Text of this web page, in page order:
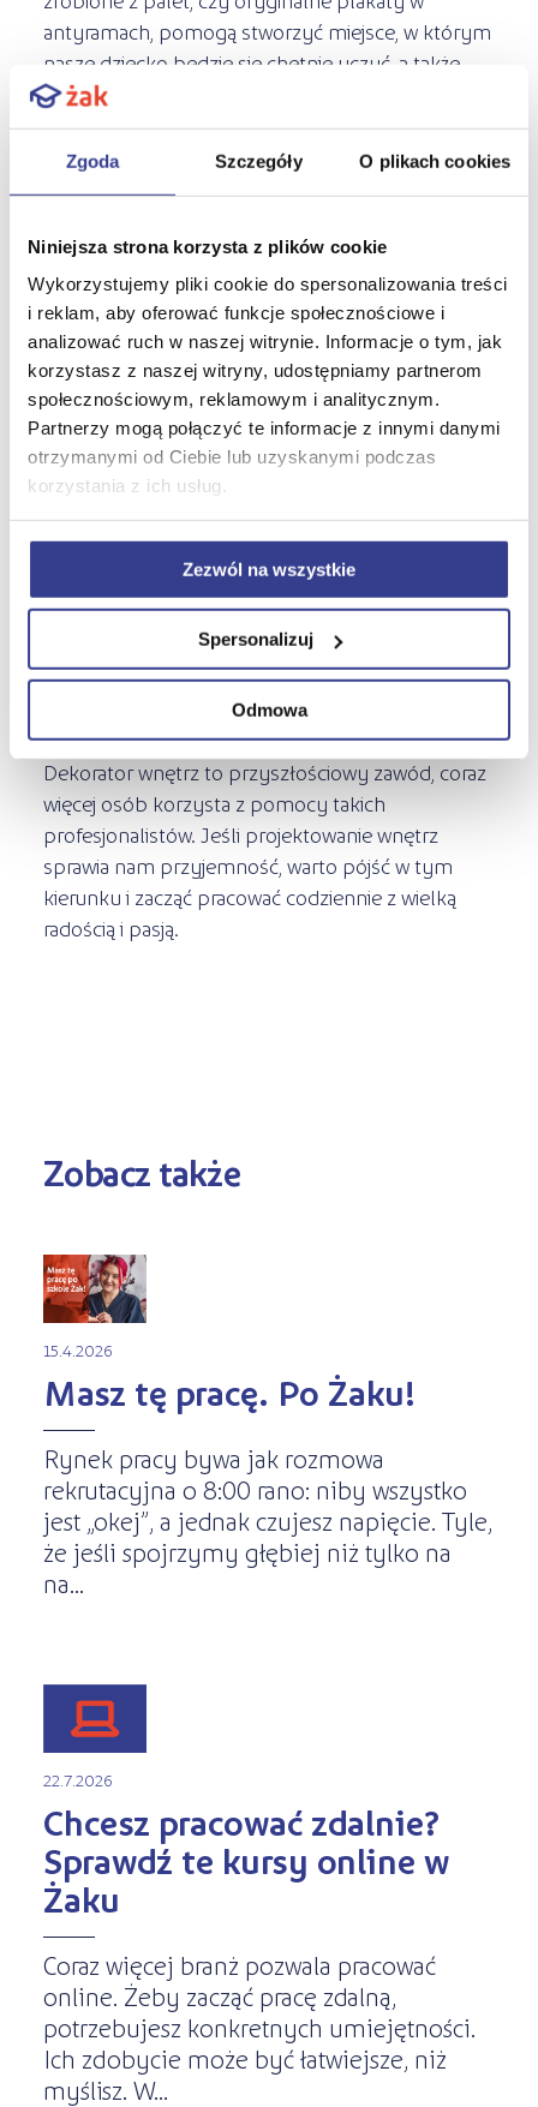
Zgoda Szczegóły O plikach cookies
Niniejsza strona korzysta z plików cookie
Wykorzystujemy pliki cookie do spersonalizowania treści
i reklam, aby oferować funkcje społecznościowe i
analizować ruch w naszej witrynie. Informacje o tym, jak
korzystasz z naszej witryny, udostępniamy partnerom
społecznościowym, reklamowym i analitycznym.
Partnerzy mogą połączyć te informacje z innymi danymi
otrzymanymi od Ciebie lub uzyskanymi podczas
korzystania z ich usług.
Zezwól na wszystkie
Spersonalizuj
Odmowa
antyramach, pomogą stworzyć miejsce, w którym
nasze dziecko będzie się chętnie uczyć, a także
przyjmować gości.
Aby odmienić naszą przestrzeń, nie trzeba robić
wyobraźnia. A może po przemianie własnego
mieszkania dojdziemy do wniosku, że chcemy się
dalej rozwijać się w tym kierunku i zacząć na tym
zarabiać?
Warto zainteresować się rocznym kierunkiem,
jakim jest dekorator wnętrz
https://zak.edu.pl/oferta-
edukacyjna/ksztalcenie-
jednoroczne/dekorator-wnetrz.
Nauczymy się wiele na temat projektowania.
Poznamy zasady dotyczące tworzenia projektu
mieszkania, dowiemy się więcej na temat
ergonomii, rodzajów tkanin czy psychologii
Dekorator wnętrz to przyszłościowy zawód, coraz
więcej osób korzysta z pomocy takich
profesjonalistów. Jeśli projektowanie wnętrz
sprawia nam przyjemność, warto pójść w tym
kierunku i zacząć pracować codziennie z wielką
radością i pasją.
Zobacz także
15.4.2026
Masz tę pracę. Po Żaku!
Rynek pracy bywa jak rozmowa
rekrutacyjna o 8:00 rano: niby wszystko
jest „okej”, a jednak czujesz napięcie. Tyle,
że jeśli spojrzymy głębiej niż tylko na
na...
22.7.2026
Chcesz pracować zdalnie?
Sprawdź te kursy online w
Żaku
Coraz więcej branż pozwala pracować
online. Żeby zacząć pracę zdalną,
potrzebujesz konkretnych umiejętności.
Ich zdobycie może być łatwiejsze, niż
myślisz. W...